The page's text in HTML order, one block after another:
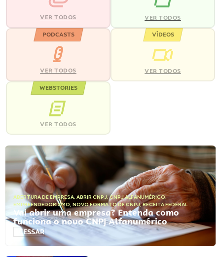
VER TODOS VER TODOS
PODCASTS
VER TODOS
VÍDEOS
VER TODOS
WEBSTORIES
VER TODOS
ABERTURA DE EMPRESA, ABRIR CNPJ,CNPJ ALFANUMÉRICO,
EMPREENDEDORISMO, NOVO FORMATO DE CNPJ,RECEITA FEDERAL
Vai abrir uma empresa? Entenda como
funciona o novo CNPJ Alfanumérico
ACESSAR